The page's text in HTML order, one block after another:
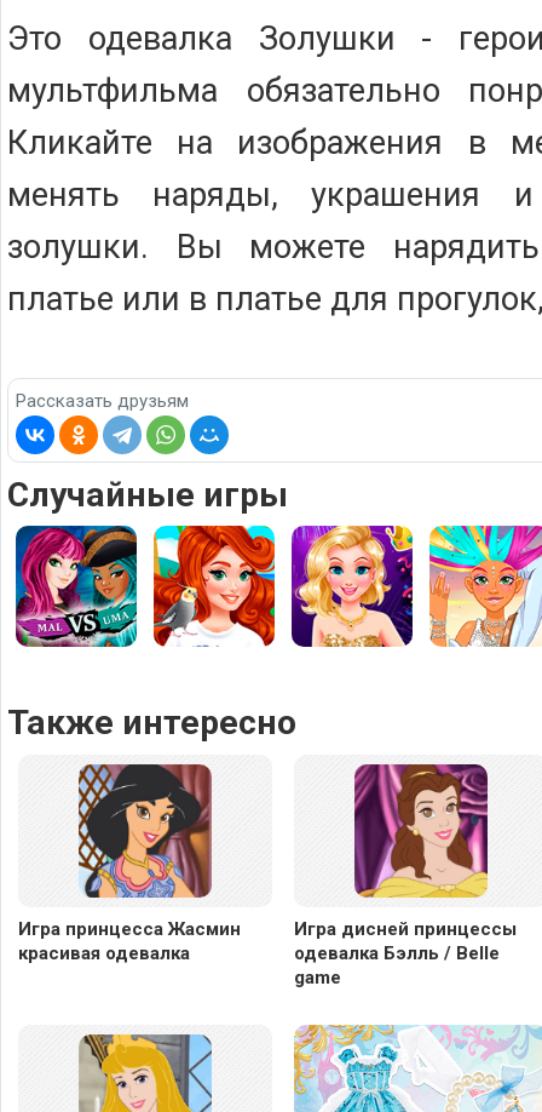
Это одевалка Золушки -
мультфильма обязательно
Кликайте на изображения в
менять наряды, украшения
золушки. Вы можете
платье или в платье для
Рассказать друзьям
Случайные игры
Также интересно
Игра принцесса Жасмин
красивая одевалка
Игра дисней принцессы
одевалка Бэлль / Belle
game